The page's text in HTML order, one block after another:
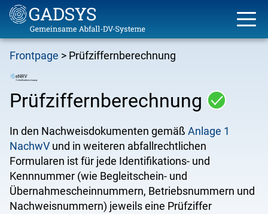
Skip
main
content
Breadcrumb
Frontpage Prüfziffernberechnung
Prüfziffernberechnung
In den Nachweisdokumenten gemäß Anlage 1
NachwV und in weiteren abfallrechtlichen
Formularen ist für jede Identifikations- und
Kennnummer (wie Begleitschein- und
Übernahmescheinnummern, Betriebsnummern und
Nachweisnummern) jeweils eine Prüfziffer